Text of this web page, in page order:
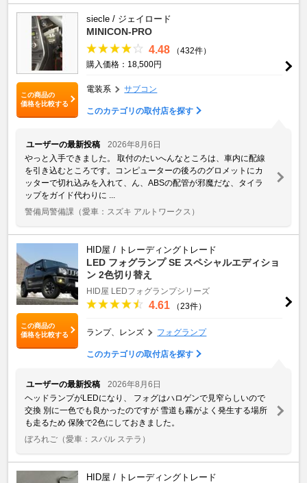
この商品の
価格を比較する
siecle / ジェイロード
MINICON-PRO
4.48
（432件）
購入価格：18,500円
電装系 サブコン
このカテゴリの取付店を探す
ユーザーの最新投稿
2026年8月6日
やっと入手できました。 取付のたいへんなところは、車内に配線
を引き込むところです。コンピューターの後ろのグロメットにカ
ッターで切れ込みを入れて、ん、ABSの配管が邪魔だな、タイラ
ップをガイド代わりに ...
警備局警備課 （愛車：スズキ アルトワークス）
この商品の
価格を比較する
HID屋 / トレーディングトレード
LED フォグランプ SE スペシャルエディショ
ン 2色切り替え
HID屋 LEDフォグランプシリーズ
4.61 （23件）
ランプ、レンズ フォグランプ
このカテゴリの取付店を探す
ユーザーの最新投稿
2026年8月6日
ヘッドランプがLEDになり、 フォグはハロゲンで見窄らしいので
交換 別に一色でも良かったのですが 雪道も霧がよく発生する場所
も走るため 保険で2色にしておきました。
ぼろれご （愛車：スバル ステラ）
HID屋 / トレーディングトレード